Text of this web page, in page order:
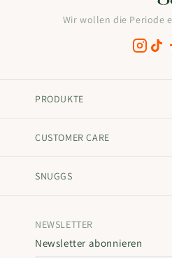
Wir wollen die Periode
PRODUKTE
CUSTOMER CARE
SNUGGS
NEWSLETTER
Newsletter abonnieren